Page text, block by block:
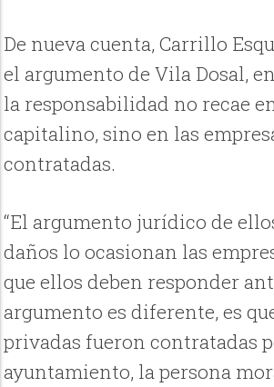
De nueva cuenta, Carrillo
el argumento de Vila Dosal,
la responsabilidad no recae
capitalino, sino en las
contratadas.
“El argumento jurídico de
daños lo ocasionan las
que ellos deben responder
argumento es diferente, es
privadas fueron contratadas
ayuntamiento, la persona